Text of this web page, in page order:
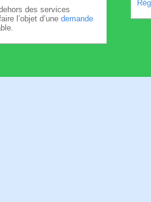
des services
l’objet d’une demande